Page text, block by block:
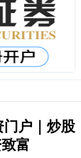
户｜炒股
富